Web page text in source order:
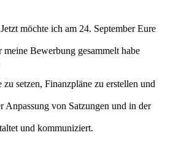
möchte ich am 24. September Eure
Bewerbung gesammelt habe
setzen, Finanzpläne zu erstellen und
Anpassung von Satzungen und in der
und kommuniziert.